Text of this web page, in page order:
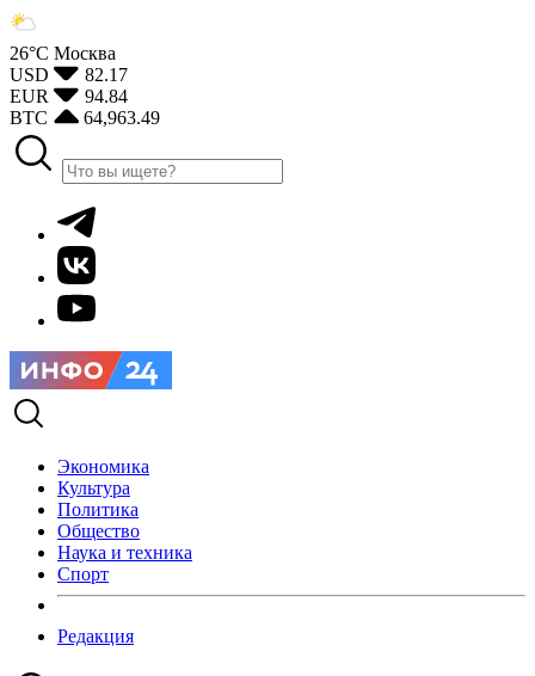
26°С Москва
USD
82.17
EUR
94.84
BTC
64,963.49
Экономика
Культура
Политика
Общество
Наука и техника
Спорт
Редакция